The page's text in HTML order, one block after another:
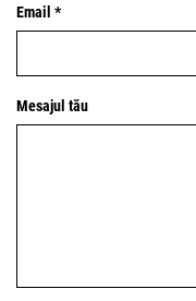
Email *
Mesajul tău